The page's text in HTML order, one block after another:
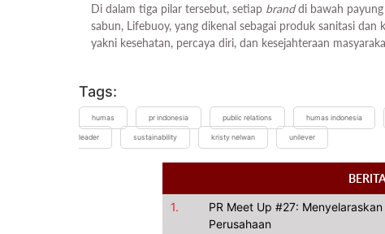
Di dalam tiga pilar tersebut, setiap branddi bawah payung
sabun, Lifebuoy, yang dikenal sebagai produk sanitasi
yakni kesehatan, percaya diri, dan kesejahteraan
Tags:
humas pr indonesia public relations humas indonesia
leader sustainability kristy nelwan unilever
1.
PR Meet Up #27:
Perusahaan